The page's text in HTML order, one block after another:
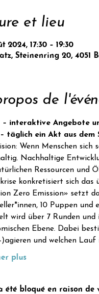
et lieu
2024, 17:30 – 19:30
Steinenring 20, 4051
de
– interaktive Angebote
– täglich ein Akt aus
Wenn Menschen
Nachhaltige
Ressourcen und
konkretisiert sich
Zero Emission» setzt
10 Puppen
wird über 7 Runden
Ebene. Dabei
und welchen Lauf
plus
été bloqué en raison